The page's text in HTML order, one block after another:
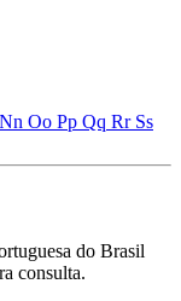
Nn Oo Pp Qq Rr Ss
do Brasil
consulta.